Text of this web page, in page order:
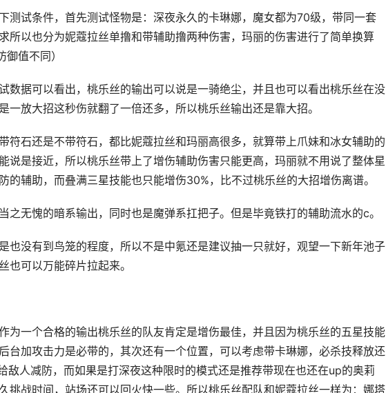
测试条件，首先测试怪物是：深夜永久的卡琳娜，魔女都为70级，带同一套
所以也分为妮蔻拉丝单撸和带辅助撸两种伤害，玛丽的伤害进行了简单换算
御值不同）
数据可以看出，桃乐丝的输出可以说是一骑绝尘，并且也可以看出桃乐丝在没
一放大招这秒伤就翻了一倍还多，所以桃乐丝输出还是靠大招。
符石还是不带符石，都比妮蔻拉丝和玛丽高很多，就算带上爪妹和冰女辅助的
说是接近，所以桃乐丝带上了增伤辅助伤害只能更高，玛丽就不用说了整体星
的辅助，而叠满三星技能也只能增伤30%，比不过桃乐丝的大招增伤离谱。
之无愧的暗系输出，同时也是魔弹系扛把子。但是毕竟铁打的辅助流水的c。
也没有到鸟笼的程度，所以不是中氪还是建议抽一只就好，观望一下新年池子
也可以万能碎片拉起来。
为一个合格的输出桃乐丝的队友肯定是增伤最佳，并且因为桃乐丝的五星技能
台加攻击力是必带的，其次还有一个位置，可以考虑带卡琳娜，必杀技释放还
敌人减防，而如果是打深夜这种限时的模式还是推荐带现在也还在up的奥莉
挑战时间，站场还可以回火快一些。所以桃乐丝配队和妮蔻拉丝一样为：娜塔